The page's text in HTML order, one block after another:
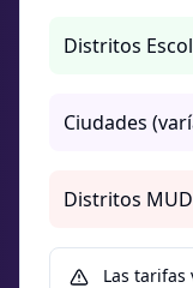
Distritos
Ciudades
Distritos
Las tarifas